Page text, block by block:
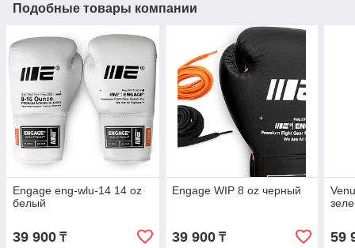
Подобные товары компании
Engage eng-wlu-14 14 oz
белый
39 900 ₸
Engage WIP 8 oz черный
39 900₸ 59